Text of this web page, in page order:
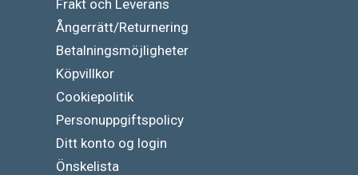
Frakt och Leverans
Ångerrätt/Returnering
Betalningsmöjligheter
Köpvillkor
Cookiepolitik
Personuppgiftspolicy
Ditt konto og login
Önskelista